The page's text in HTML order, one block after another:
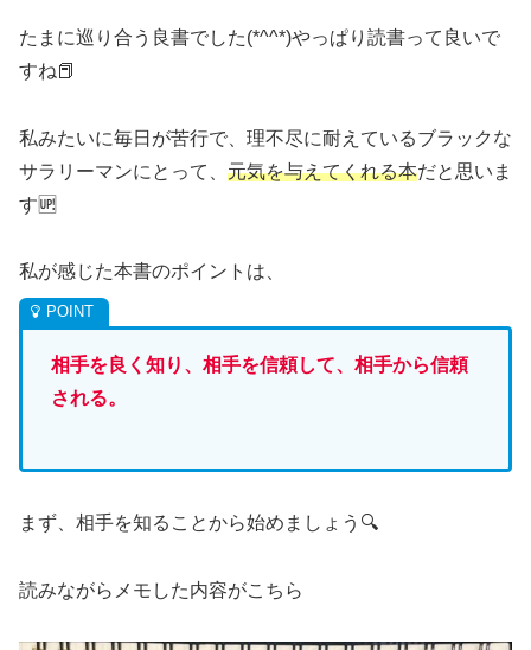
たまに巡り合う良書でした(*^^*)やっぱり読書って良いで
すね📕
私みたいに毎日が苦行で、理不尽に耐えているブラックな
サラリーマンにとって、 元気を与えてくれる本だと思いま
す🆙
私が感じた本書のポイントは、
相手を良く知り、相手を信頼して、相手から信頼
される。
まず、相手を知ることから始めましょう🔍
読みながらメモした内容がこちら